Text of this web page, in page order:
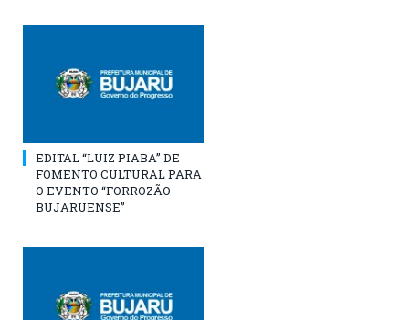
EDITAL “LUIZ PIABA” DE
FOMENTO CULTURAL PARA
O EVENTO “FORROZÃO
BUJARUENSE”